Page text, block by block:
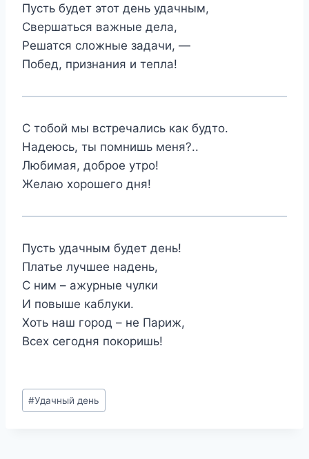
Пусть будет этот день удачным,
Свершаться важные дела,
Решатся сложные задачи, —
Побед, признания и тепла!
С тобой мы встречались как будто.
Надеюсь, ты помнишь меня?..
Любимая, доброе утро!
Желаю хорошего дня!
Пусть удачным будет день!
Платье лучшее надень,
С ним – ажурные чулки
И повыше каблуки.
Хоть наш город – не Париж,
Всех сегодня покоришь!
Метки
записи:
#Удачный день